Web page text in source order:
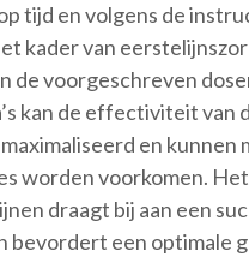
tijd en volgens de
kader van
de voorgeschreven
kan de effectiviteit van
en kunnen
worden voorkomen.
draagt bij aan een
bevordert een optimale